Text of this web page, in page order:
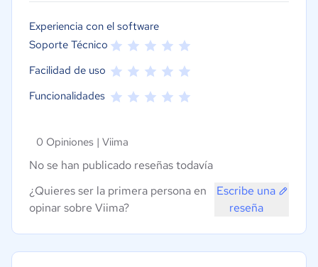
Experiencia con el software
Soporte Técnico
Facilidad de uso
Funcionalidades
0 Opiniones | Viima
No se han publicado reseñas todavía
¿Quieres ser la primera persona en
opinar sobre Viima?
Escribe una
reseña